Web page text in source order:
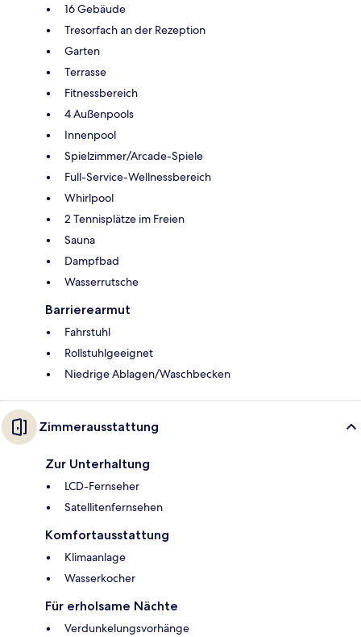
16 Gebäude
Tresorfach an der Rezeption
Garten
Terrasse
Fitnessbereich
4 Außenpools
Innenpool
Spielzimmer/Arcade-Spiele
Full-Service-Wellnessbereich
Whirlpool
2 Tennisplätze im Freien
Sauna
Dampfbad
Wasserrutsche
Barrierearmut
Fahrstuhl
Rollstuhlgeeignet
Niedrige Ablagen/Waschbecken
Zimmerausstattung
Zur Unterhaltung
LCD-Fernseher
Satellitenfernsehen
Komfortausstattung
Klimaanlage
Wasserkocher
Für erholsame Nächte
Verdunkelungsvorhänge